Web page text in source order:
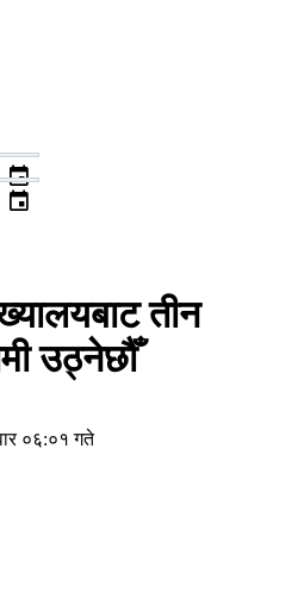
event
event
तीन
उठ्नेछौँ
०६:०१ गते